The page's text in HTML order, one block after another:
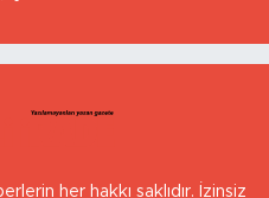
her hakkı saklıdır. İzinsiz